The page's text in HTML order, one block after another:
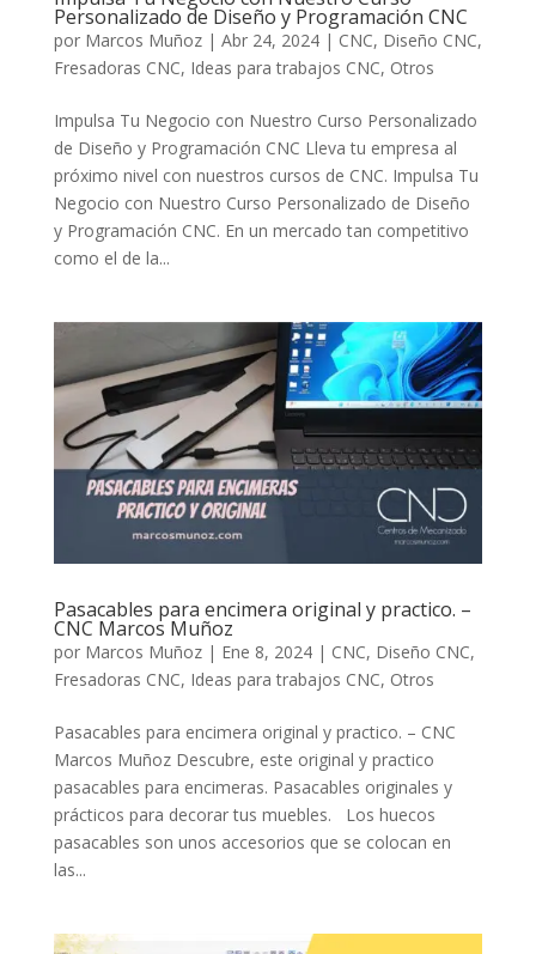
Personalizado de Diseño y Programación CNC
por Marcos Muñoz| Abr 24, 2024| CNC, Diseño CNC,
Fresadoras CNC, Ideas para trabajos CNC, Otros
Impulsa Tu Negocio con Nuestro Curso Personalizado
de Diseño y Programación CNC Lleva tu empresa al
próximo nivel con nuestros cursos de CNC. Impulsa Tu
Negocio con Nuestro Curso Personalizado de Diseño
y Programación CNC. En un mercado tan competitivo
como el de la...
Pasacables para encimera original y practico. –
CNC Marcos Muñoz
por Marcos Muñoz| Ene 8, 2024| CNC, Diseño CNC,
Fresadoras CNC, Ideas para trabajos CNC, Otros
Pasacables para encimera original y practico. – CNC
Marcos Muñoz Descubre, este original y practico
pasacables para encimeras. Pasacables originales y
prácticos para decorar tus muebles. Los huecos
pasacables son unos accesorios que se colocan en
las...